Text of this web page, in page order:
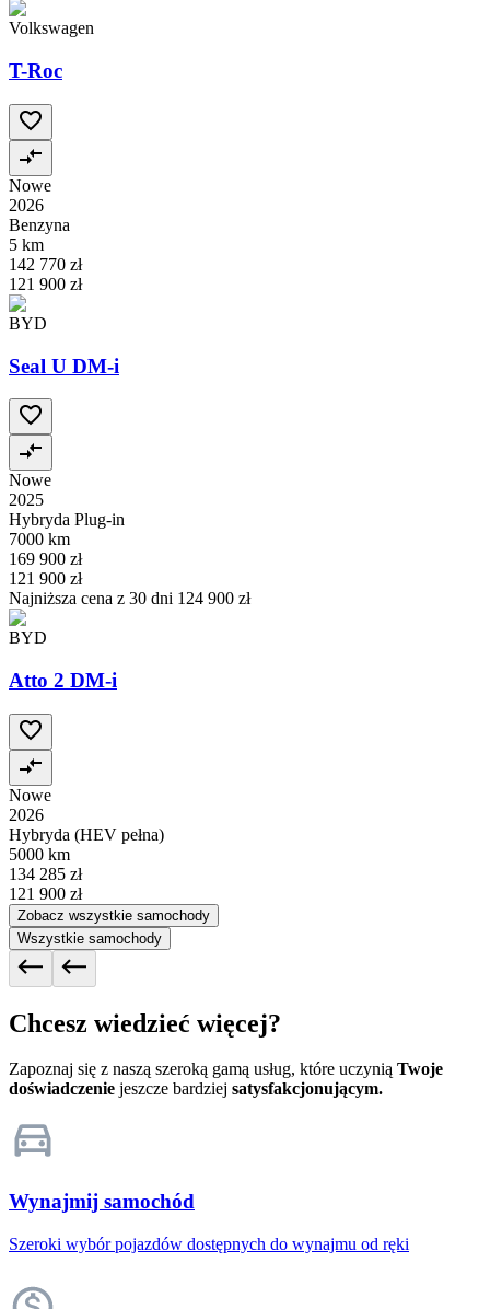
Volkswagen
T-Roc
Nowe
2026
Benzyna
5 km
142 770 zł
121 900 zł
BYD
Seal U DM-i
Nowe
2025
Hybryda Plug-in
7000 km
169 900 zł
121 900 zł
Najniższa cena z 30 dni 124 900 zł
BYD
Atto 2 DM-i
Nowe
2026
Hybryda (HEV pełna)
5000 km
134 285 zł
121 900 zł
Zobacz wszystkie samochody
Wszystkie samochody
Chcesz wiedzieć więcej?
Zapoznaj się z naszą szeroką gamą usług, które uczynią Twoje
doświadczenie jeszcze bardziej satysfakcjonującym.
Wynajmij samochód
Szeroki wybór pojazdów dostępnych do wynajmu od ręki